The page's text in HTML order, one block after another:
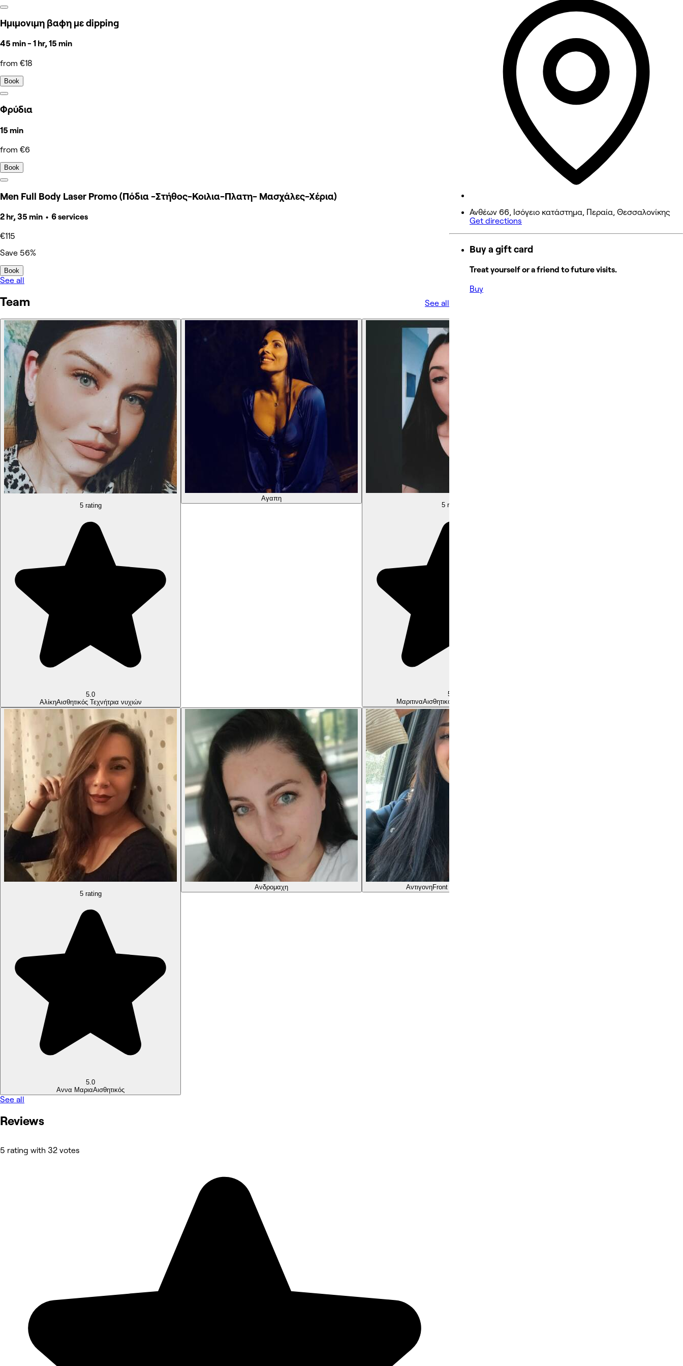
Ημιμονιμη βαφη με dipping
45 min - 1 hr, 15 min
from €18
Book
Φρύδια
15 min
from €6
Book
Men Full Body Laser Promo (Πόδια -Στήθος-Κοιλια-Πλατη- Μασχάλες-Χέρια)
2 hr, 35 min • 6 services
€115
Save 56%
Book
See all
Team See all
5 rating
5.0
ΑλίκηΑισθητικός Τεχνήτρια νυχιών
Αγαπη
5 rating
5.0
ΜαριτιναΑισθητικός Τεχνήτρια νυχιών
5 rating
5.0
Αννα ΜαριαΑισθητικός
Ανδρομαχη ΑντιγονηFront Desk Αισθητικός
See all
Reviews
5 rating with 32 votes
9:00 AM - 9:00 PM
Wednesday
9:00 AM - 9:00 PM
9:00 AM - 9:00 PM
9:00 AM - 9:00 PM
Ανθέων 66, Ισόγειο κατάστημα, Περαία, Θεσσαλονίκης
Get directions
Buy a gift card
Treat yourself or a friend to future visits.
Buy